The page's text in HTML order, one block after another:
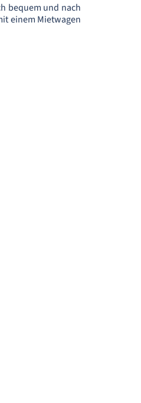
bequem und nach
einem Mietwagen